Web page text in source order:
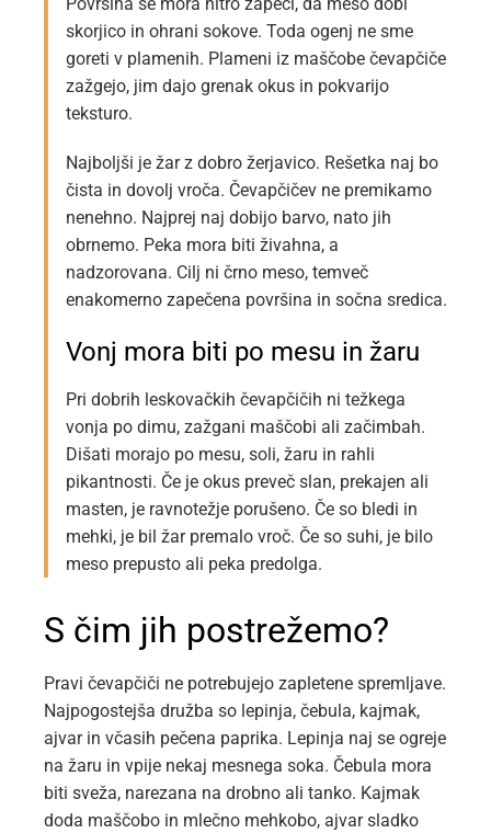
Površina se mora hitro zapeči, da meso dobi
skorjico in ohrani sokove. Toda ogenj ne sme
goreti v plamenih. Plameni iz maščobe čevapčiče
zažgejo, jim dajo grenak okus in pokvarijo
teksturo.
Najboljši je žar z dobro žerjavico. Rešetka naj bo
čista in dovolj vroča. Čevapčičev ne premikamo
nenehno. Najprej naj dobijo barvo, nato jih
obrnemo. Peka mora biti živahna, a
nadzorovana. Cilj ni črno meso, temveč
enakomerno zapečena površina in sočna sredica.
Vonj mora biti po mesu in žaru
Pri dobrih leskovačkih čevapčičih ni težkega
vonja po dimu, zažgani maščobi ali začimbah.
Dišati morajo po mesu, soli, žaru in rahli
pikantnosti. Če je okus preveč slan, prekajen ali
masten, je ravnotežje porušeno. Če so bledi in
mehki, je bil žar premalo vroč. Če so suhi, je bilo
meso prepusto ali peka predolga.
S čim jih postrežemo?
Pravi čevapčiči ne potrebujejo zapletene spremljave.
Najpogostejša družba so lepinja, čebula, kajmak,
ajvar in včasih pečena paprika. Lepinja naj se ogreje
na žaru in vpije nekaj mesnega soka. Čebula mora
biti sveža, narezana na drobno ali tanko. Kajmak
doda maščobo in mlečno mehkobo, ajvar sladko